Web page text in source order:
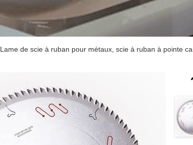
Lame de scie à ruban pour métaux, scie à ruban à pointe